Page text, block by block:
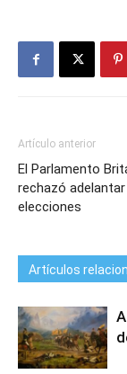
Artículo anterior
El Parlamento
rechazó
elecciones
Artículos